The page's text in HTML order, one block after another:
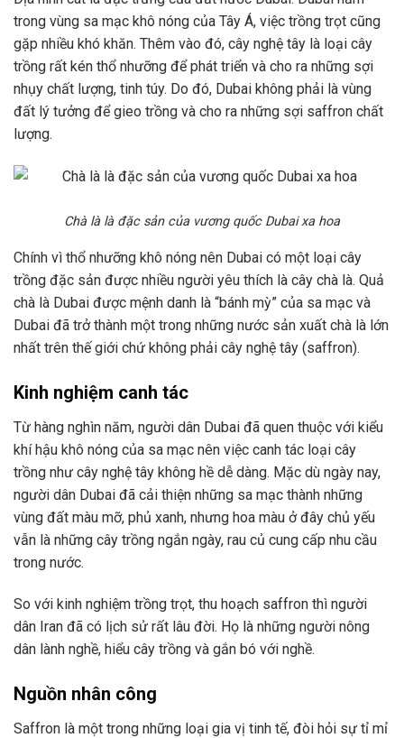
trong vùng sa mạc khô nóng của Tây Á, việc trồng trọt cũng
gặp nhiều khó khăn. Thêm vào đó, cây nghệ tây là loại cây
trồng rất kén thổ nhưỡng để phát triển và cho ra những sợi
nhụy chất lượng, tinh túy. Do đó, Dubai không phải là vùng
đất lý tưởng để gieo trồng và cho ra những sợi saffron chất
lượng.
Chà là là đặc sản của vương quốc Dubai xa hoa
Chính vì thổ nhưỡng khô nóng nên Dubai có một loại cây
trồng đặc sản được nhiều người yêu thích là cây chà là. Quả
chà là Dubai được mệnh danh là “bánh mỳ” của sa mạc và
Dubai đã trở thành một trong những nước sản xuất chà là lớn
nhất trên thế giới chứ không phải cây nghệ tây (saffron).
Kinh nghiệm canh tác
Từ hàng nghìn năm, người dân Dubai đã quen thuộc với kiểu
khí hậu khô nóng của sa mạc nên việc canh tác loại cây
trồng như cây nghệ tây không hề dễ dàng. Mặc dù ngày nay,
người dân Dubai đã cải thiện những sa mạc thành những
vùng đất màu mỡ, phủ xanh, nhưng hoa màu ở đây chủ yếu
vẫn là những cây trồng ngắn ngày, rau củ cung cấp nhu cầu
trong nước.
So với kinh nghiệm trồng trọt, thu hoạch saffron thì người
dân Iran đã có lịch sử rất lâu đời. Họ là những người nông
dân lành nghề, hiểu cây trồng và gắn bó với nghề.
Nguồn nhân công
Saffron là một trong những loại gia vị tinh tế, đòi hỏi sự tỉ mỉ